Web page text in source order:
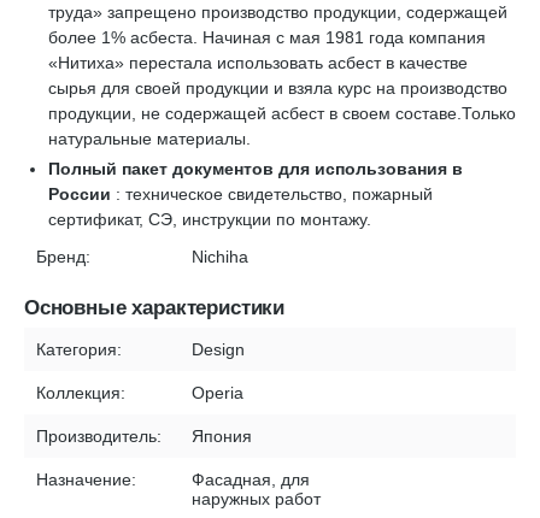
труда» запрещено производство продукции, содержащей
более 1% асбеста. Начиная с мая 1981 года компания
«Нитиха» перестала использовать асбест в качестве
сырья для своей продукции и взяла курс на производство
продукции, не содержащей асбест в своем составе.Только
натуральные материалы.
Полный пакет документов для использования в
России : техническое свидетельство, пожарный
сертификат, СЭ, инструкции по монтажу.
Бренд:
Nichiha
Основные характеристики
Категория: Design
Коллекция: Operia
Производитель: Япония
Назначение:
Фасадная, для
наружных работ